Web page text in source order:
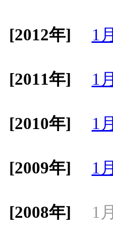
[2012年]
1月
[2011年]
1月
[2010年]
1月
[2009年]
1月
[2008年]
1月